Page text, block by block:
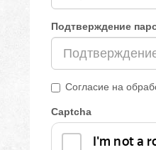
Подтверждение
Согласие на
Captcha